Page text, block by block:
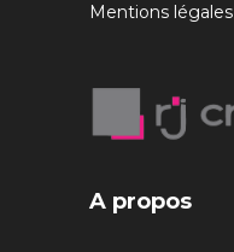
Mentions légales
A propos